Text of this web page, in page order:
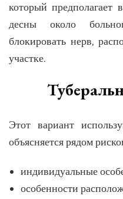
который предполагает
десны около
блокировать нерв,
участке.
Этот вариант
объясняется рядом
индивидуальные
особенности